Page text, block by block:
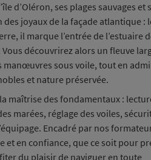
d’Oléron, ses plages sauvages et
joyaux de la façade atlantique :
il marque l’entrée de l’estuaire
découvrirez alors un fleuve
manœuvres sous voile, tout en
et nature préservée.
maîtrise des fondamentaux :
marées, réglage des voiles,
Encadré par nos
et en confiance, que ce soit pour
du plaisir de naviguer en toute